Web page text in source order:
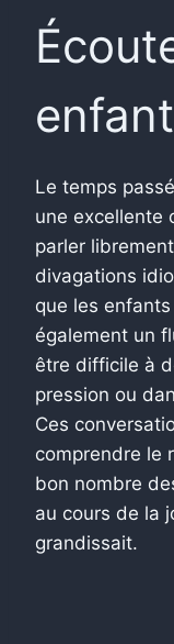
Le temps
une excellente
parler
divagations
que les
également un
être difficile à
pression ou
Ces
comprendre le
bon nombre
au cours de la
grandissait.